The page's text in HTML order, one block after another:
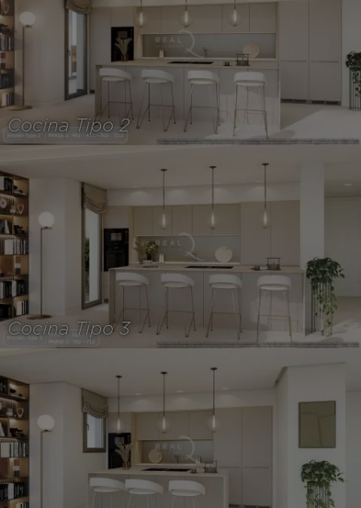
Cocina Tipo 2
Cocina Tipo 3